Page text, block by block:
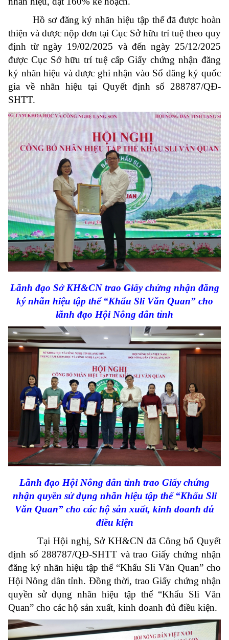
Hồ sơ đăng ký nhãn hiệu tập thể đã được hoàn
thiện và được nộp đơn tại Cục Sở hữu trí tuệ theo quy
định từ ngày 19/02/2025 và đến ngày 25/12/2025
được Cục Sở hữu trí tuệ cấp Giấy chứng nhận đăng
ký nhãn hiệu và được ghi nhận vào Sổ đăng ký quốc
gia về nhãn hiệu tại Quyết định số 288787/QĐ-
SHTT.
Lãnh đạo Sở KH&CN trao Giấy chứng nhận đăng
ký nhãn hiệu tập thể “Khẩu Sli Văn Quan” cho
lãnh đạo Hội Nông dân tỉnh
Lãnh đạo Hội Nông dân tỉnh trao Giấy chứng
nhận quyền sử dụng nhãn hiệu tập thể “Khẩu Sli
Văn Quan” cho các hộ sản xuất, kinh doanh đủ
điều kiện
Tại Hội nghị, Sở KH&CN đã Công bố Quyết
định số 288787/QĐ-SHTT và trao Giấy chứng nhận
đăng ký nhãn hiệu tập thể “Khẩu Sli Văn Quan” cho
Hội Nông dân tỉnh. Đồng thời, trao Giấy chứng nhận
quyền sử dụng nhãn hiệu tập thể “Khẩu Sli Văn
Quan” cho các hộ sản xuất, kinh doanh đủ điều kiện.